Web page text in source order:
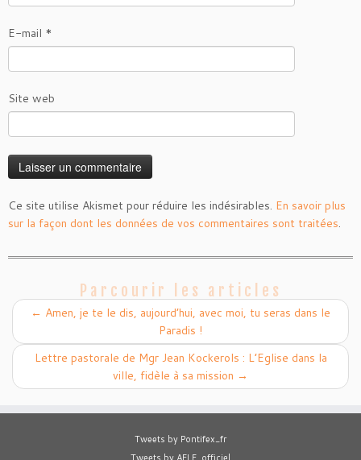
E-mail *
Site web
Ce site utilise Akismet pour réduire les indésirables. En savoir plus
sur la façon dont les données de vos commentaires sont traitées.
Parcourir les articles
← Amen, je te le dis, aujourd’hui, avec moi, tu seras dans le
Paradis !
Lettre pastorale de Mgr Jean Kockerols : L’Eglise dans la
ville, fidèle à sa mission →
Tweets by Pontifex_fr